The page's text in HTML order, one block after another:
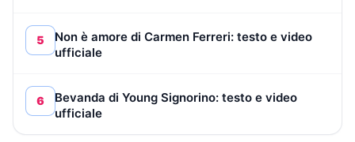
5
Non è amore di Carmen Ferreri: testo e video
ufficiale
6
Bevanda di Young Signorino: testo e video
ufficiale